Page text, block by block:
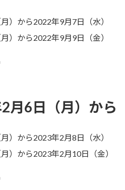
）から2022年9月7日（水）
）から2022年9月9日（金）
6日（月）から
）から2023年2月8日（水）
）から2023年2月10日（金）